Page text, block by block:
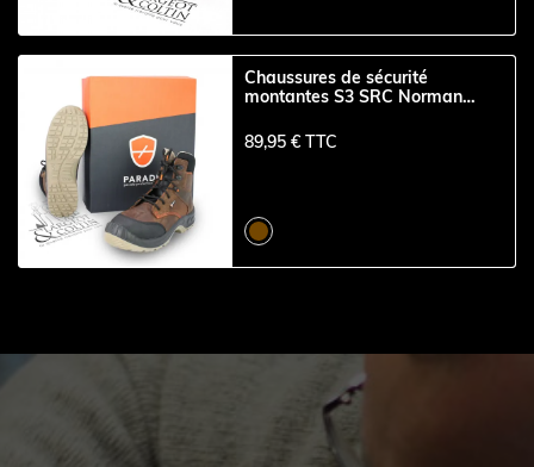
Chaussures de sécurité
montantes S3 SRC Norman
89,95 € TTC